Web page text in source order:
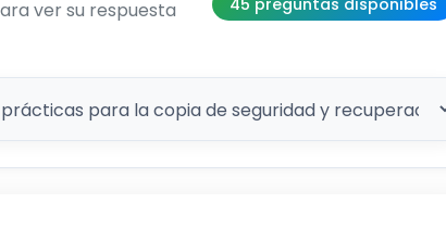
ver su respuesta
45 preguntas disponibles